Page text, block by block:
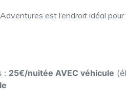
est l’endroit idéal
: 25€/nuitée AVEC véhicule